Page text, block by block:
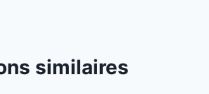
similaires